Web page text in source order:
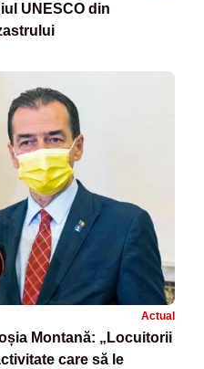
UNESCO din
Actual
Montană: „Locuitorii
care să le